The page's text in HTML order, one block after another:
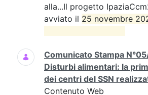
alla...Il progetto
avviato il 25 novembre
Comunicato Stampa
Disturbi alimentari: la
dei centri del SSN
Contenuto Web